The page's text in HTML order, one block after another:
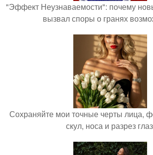
"Эффект Неузнаваемости": почему
вызвал споры о гранях
Сохраняйте мои точные черты лица,
скул, носа и разрез